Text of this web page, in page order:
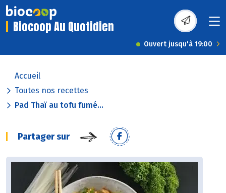
Biocoop Au Quotidien
Ouvert jusqu'à 19:00
Accueil
Toutes nos recettes
Pad Thaï au tofu fumé...
Partager sur